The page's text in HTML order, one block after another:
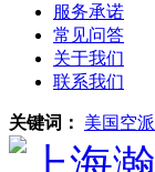
服务承诺
常见问答
关于我们
联系我们
关键词： 美国空派